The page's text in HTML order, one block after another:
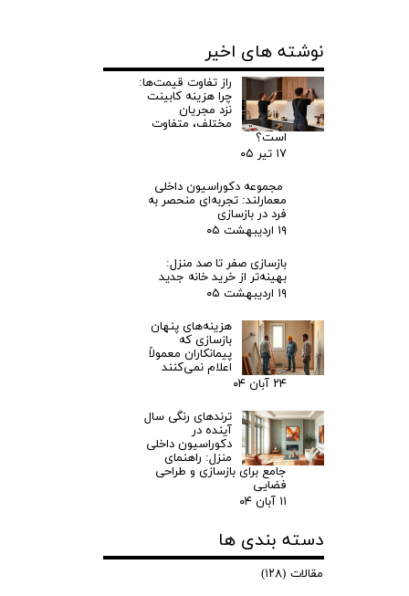
نوشته های اخیر
راز تفاوت قیمت‌ها:
چرا هزینه کابینت
نزد مجریان
مختلف، متفاوت
است؟
۱۷ تیر ۰۵
مجموعه دکوراسیون داخلی
معمارلند: تجربه‌ای منحصر به
فرد در بازسازی
۱۹ اردیبهشت ۰۵
بازسازی صفر تا صد منزل:
بهینه‌تر از خرید خانه جدید
۱۹ اردیبهشت ۰۵
هزینه‌های پنهان
بازسازی که
پیمانکاران معمولاً
اعلام نمی‌کنند
۲۴ آبان ۰۴
ترندهای رنگی سال
آینده در
دکوراسیون داخلی
منزل: راهنمای
جامع برای بازسازی و طراحی
فضایی
۱۱ آبان ۰۴
دسته بندی ها
مقالات (۱۲۸)